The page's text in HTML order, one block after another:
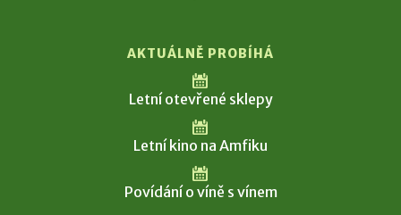
AKTUÁLNĚ PROBÍHÁ
Letní otevřené sklepy
Letní kino na Amfiku
Povídání o víně s vínem